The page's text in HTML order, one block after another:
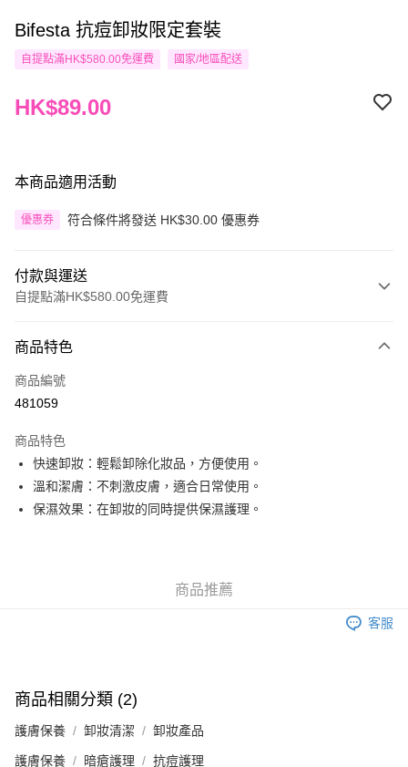
Bifesta 抗痘卸妝限定套裝
自提點滿HK$580.00免運費 國家/地區配送
HK$89.00
本商品適用活動
優惠券 符合條件將發送 HK$30.00 優惠券
付款與運送
自提點滿HK$580.00免運費
信用卡
Apple Pay
AlipayHK
PayMe
eshop@colourmix-cosmetics.com** **我們不會處理沒有提供存款單據的訂
每筆HK$30.00，滿HK$580.00或以上免運費
商品特色
商品編號
481059
商品特色
快速卸妝：輕鬆卸除化妝品，方便使用。
溫和潔膚：不刺激皮膚，適合日常使用。
保濕效果：在卸妝的同時提供保濕護理。
商品推薦
客服
商品相關分類 (2)
護膚保養 卸妝清潔 卸妝產品
護膚保養 暗瘡護理 抗痘護理